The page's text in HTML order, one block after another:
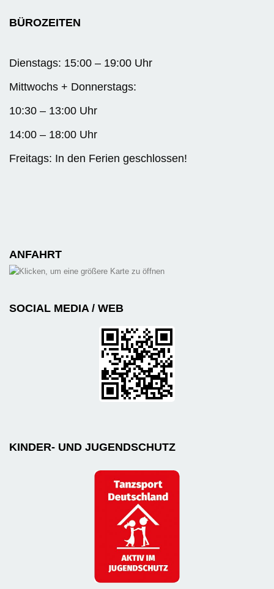
BÜROZEITEN
Dienstags: 15:00 – 19:00 Uhr
Mittwochs + Donnerstags:
10:30 – 13:00 Uhr
14:00 – 18:00 Uhr
Freitags: In den Ferien geschlossen!
ANFAHRT
SOCIAL MEDIA / WEB
KINDER- UND JUGENDSCHUTZ